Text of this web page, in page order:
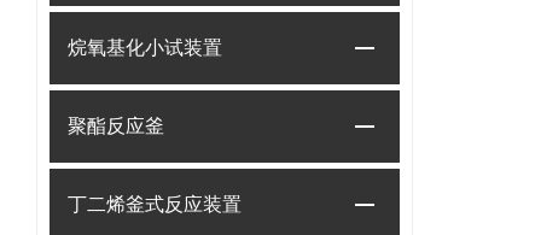
烷氧基化小试装置
聚酯反应釜
丁二烯釜式反应装置